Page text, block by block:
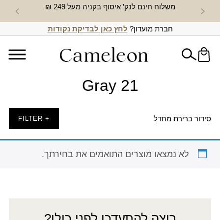
משלוח חינם לנק’ איסוף בקניה מעל 249 ₪ חדש
חברת מועדון? לחץ כאן לבדיקת נקודות
Gray 21
סידור ברירת מחדל + FILTER
לא נמצאו מוצרים התואמים את בחירתך.